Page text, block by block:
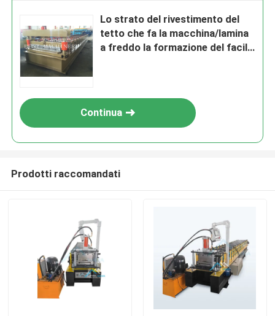
Lo strato del rivestimento del
tetto che fa la macchina/lamina
a freddo la formazione del facile
Continua
Prodotti raccomandati